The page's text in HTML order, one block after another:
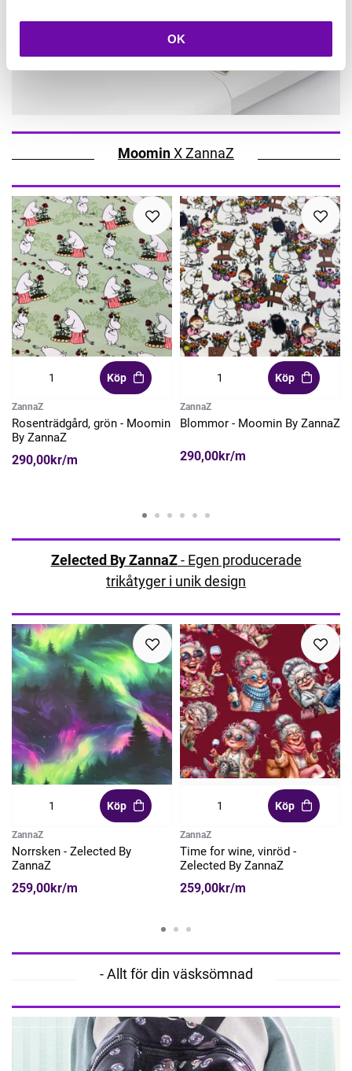
OK
MoominX ZannaZ
Köp
ZannaZ
Rosenträdgård, grön - Moomin
By ZannaZ
290,00kr/m
Köp
ZannaZ
Blommor - Moomin By ZannaZ
290,00kr/m
Zelected By ZannaZ- Egen producerade
trikåtyger i unik design
Köp
ZannaZ
Norrsken - Zelected By
ZannaZ
259,00kr/m
Köp
ZannaZ
Time for wine, vinröd -
Zelected By ZannaZ
259,00kr/m
- Allt för din väsksömnad